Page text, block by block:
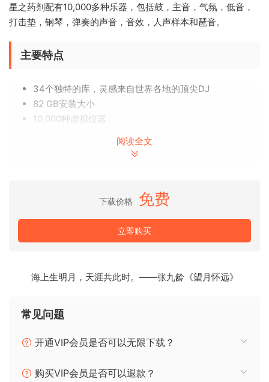
星之药剂配有10,000多种乐器，包括鼓，主音，气氛，低音，
打击垫，钢琴，弹奏的声音，音效，人声样本和琶音。
主要特点
34个独特的库，灵感来自世界各地的顶尖DJ
82 GB安装大小
10,000种虚拟仪器
Alan Walker，David Guetta，Skrillex，Tiesto，
键，合成器，主音，贝司，打击垫，弹奏
鼓–军鼓，Ki子，踩Hat，Percs
阅读全文
下载价格 免费
立即购买
海上生明月，天涯共此时。——张九龄《望月怀远》
常见问题
开通VIP会员是否可以无限下载？
购买VIP会员是否可以退款？